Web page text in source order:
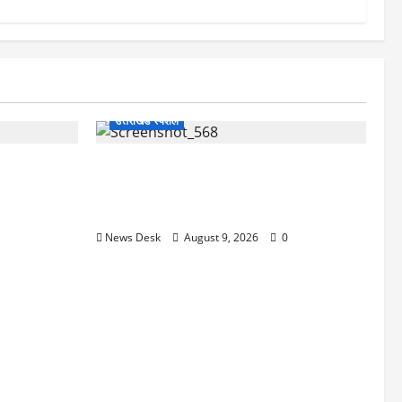
उत्तराखंड स्पेशल
News Desk August 9, 2026 0